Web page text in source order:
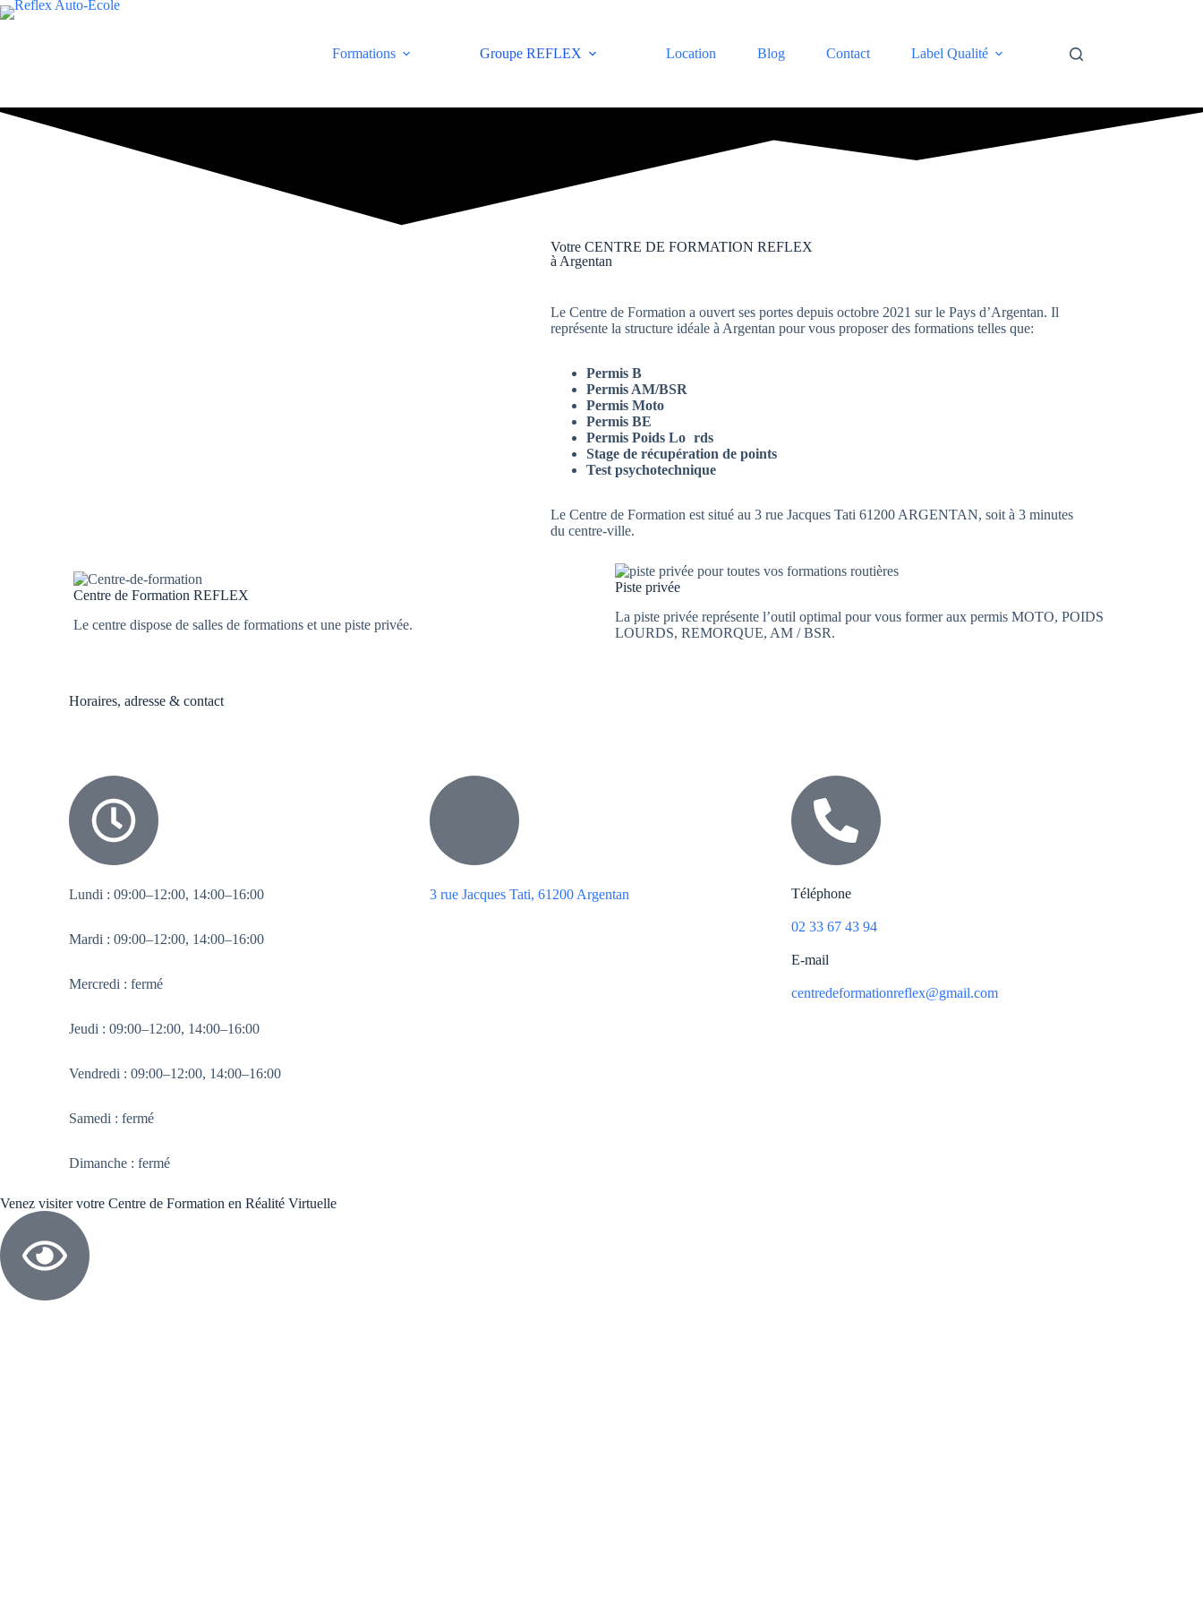
Formations Groupe REFLEX Location Blog Contact Label Qualité
Votre CENTRE DE FORMATION REFLEX
à Argentan
Le Centre de Formation a ouvert ses portes depuis octobre 2021 sur le Pays d’Argentan. Il
représente la structure idéale à Argentan pour vous proposer des formations telles que:
Permis B
Permis AM/BSR
Permis Moto
Permis BE
Permis Poids Lou rds
Stage de récupération de points
Test psychotechnique
Le Centre de Formation est situé au 3 rue Jacques Tati 61200 ARGENTAN, soit à 3 minutes
du centre-ville.
Centre de Formation REFLEX
Le centre dispose de salles de formations et une piste privée.
Piste privée
La piste privée représente l’outil optimal pour vous former aux permis MOTO, POIDS
LOURDS, REMORQUE, AM / BSR.
Horaires, adresse & contact
Lundi : 09:00–12:00, 14:00–16:00
Mardi : 09:00–12:00, 14:00–16:00
Mercredi : fermé
Jeudi : 09:00–12:00, 14:00–16:00
Vendredi : 09:00–12:00, 14:00–16:00
Samedi : fermé
Dimanche : fermé
3 rue Jacques Tati, 61200 Argentan Téléphone
02 33 67 43 94
E-mail
centredeformationreflex@gmail.com
Venez visiter votre Centre de Formation en Réalité Virtuelle